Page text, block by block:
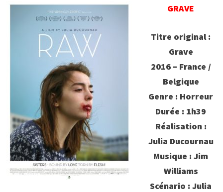
GRAVE
Titre original :
Grave
2016 – France /
Belgique
Genre : Horreur
Durée : 1h39
Réalisation :
Julia Ducournau
Musique : Jim
Williams
Scénario : Julia